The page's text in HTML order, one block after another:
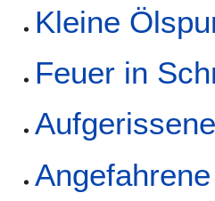
Kleine
Feuer in